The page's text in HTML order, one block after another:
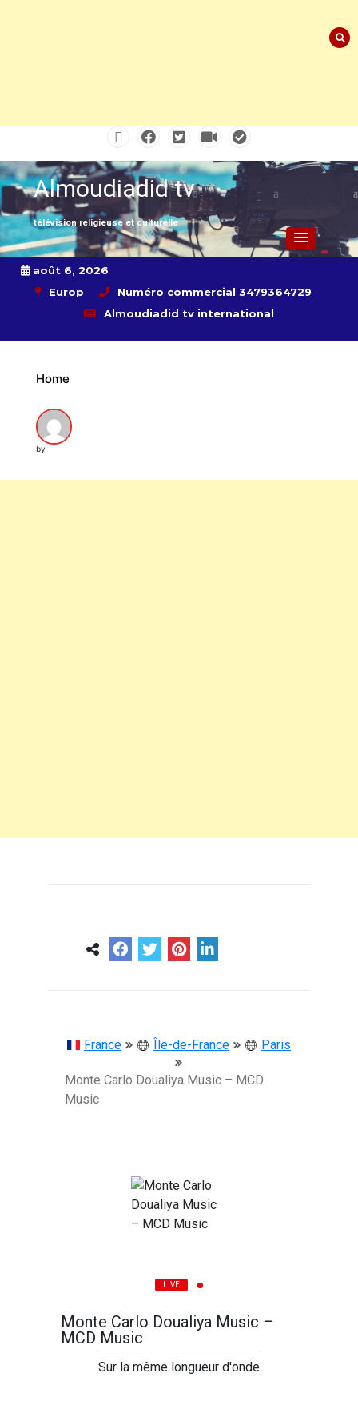
content
Almoudiadid tv
télévision religieuse et culturelle
août 6, 2026
Europ
Numéro commercial 3479364729
Almoudiadid tv international
Home
by
France Île-de-France Paris
Monte Carlo Doualiya Music – MCD
Music
LIVE
Monte Carlo Doualiya Music –
MCD Music
Sur la même longueur d'onde